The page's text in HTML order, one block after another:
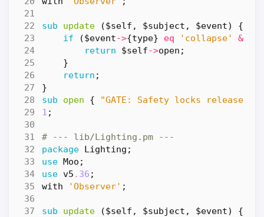
sub update
($self, $subject, $event) {
if
($event->{type} eq 'collapse' &&
return
$self->open ;
}
return ;
}
sub
open {
"GATE: Safety locks released.
1 ;
# --- lib/Lighting.pm ---
package Lighting ;
use Moo ;
use v5 .36 ;
with
'Observer' ;
sub update
($self, $subject, $event) {